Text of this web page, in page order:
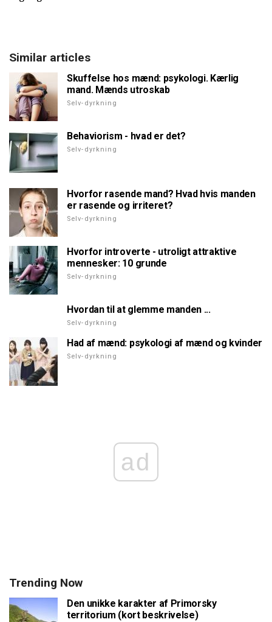
Similar articles
Skuffelse hos mænd: psykologi. Kærlig
mand. Mænds utroskab
Selv-dyrkning
Behaviorism - hvad er det?
Selv-dyrkning
Hvorfor rasende mand? Hvad hvis manden
er rasende og irriteret?
Selv-dyrkning
Hvorfor introverte - utroligt attraktive
mennesker: 10 grunde
Selv-dyrkning
Hvordan til at glemme manden ...
Selv-dyrkning
Had af mænd: psykologi af mænd og kvinder
Selv-dyrkning
ad
Trending Now
Den unikke karakter af Primorsky
territorium (kort beskrivelse)